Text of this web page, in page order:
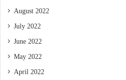
August 2022
July 2022
June 2022
May 2022
April 2022